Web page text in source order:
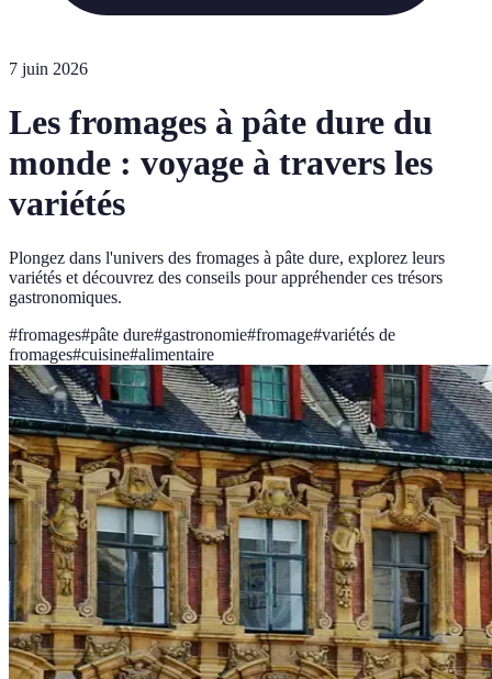
7 juin 2026
Les fromages à pâte dure du
monde : voyage à travers les
variétés
Plongez dans l'univers des fromages à pâte dure, explorez leurs
variétés et découvrez des conseils pour appréhender ces trésors
gastronomiques.
#fromages#pâte dure#gastronomie#fromage#variétés de
fromages#cuisine#alimentaire